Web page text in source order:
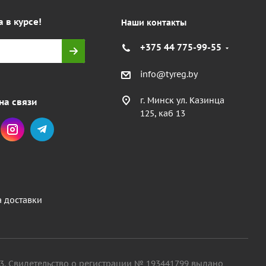
в курсе!
связи
доставки
Наши контакты
+375 44 775-99-55
info@tyreg.by
г. Минск ул. Казинца
125, каб 13
Свидетельство о регистрации № 193441799 выдано